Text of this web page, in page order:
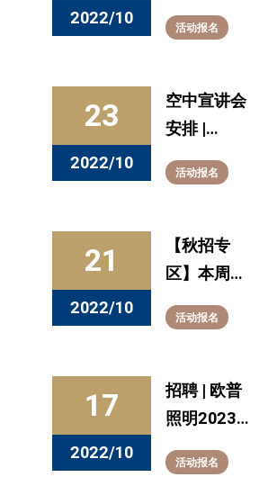
2022/10
校园招聘正
式启动
活动报名
23
2022/10
空中宣讲会
安排 |
10.24-
10.28
活动报名
21
2022/10
【秋招专
区】本周发
布的全职信
息看这里
10.20）
活动报名
17
2022/10
招聘 | 欧普
照明2023
届校园招聘
活动报名